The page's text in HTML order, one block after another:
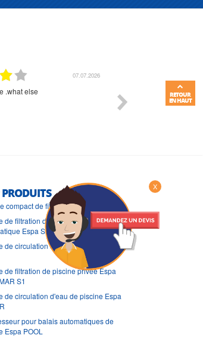
07.07.2026
.what else
compact de filtration Espa NEAT
de filtration de piscine à amorçage
Espa SILEN I
de circulation d'eau de piscine Espa
de filtration de piscine privée Espa
S1
de circulation d'eau de piscine Espa
pour balais automatiques de
Espa POOL
X
RETOUR
EN HAUT